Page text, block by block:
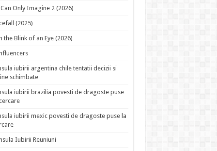
Only Imagine 2 (2026)
(2025)
the Blink of an Eye (2026)
iubirii argentina chile tentatii decizii si
schimbate
iubirii brazilia povesti de dragoste puse
iubirii mexic povesti de dragoste puse la
Iubirii Reuniuni